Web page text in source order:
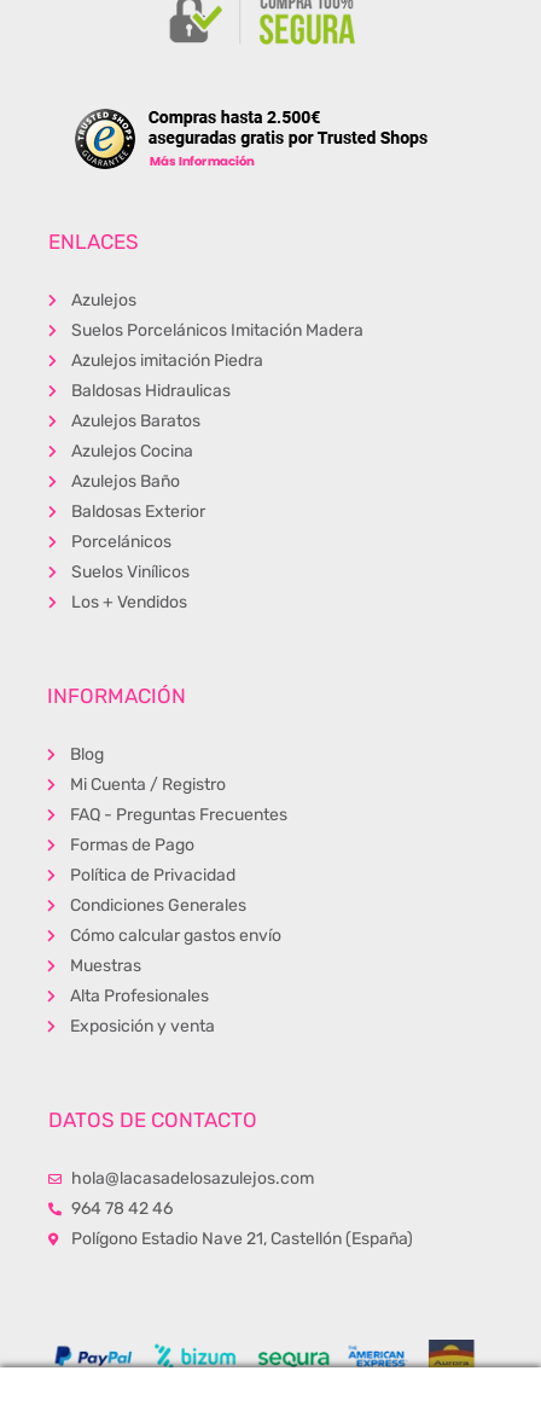
ENLACES
Azulejos
Suelos Porcelánicos Imitación Madera
Azulejos imitación Piedra
Baldosas Hidraulicas
Azulejos Baratos
Azulejos Cocina
Azulejos Baño
Baldosas Exterior
Porcelánicos
Suelos Vinílicos
Los + Vendidos
INFORMACIÓN
Blog
Mi Cuenta / Registro
FAQ - Preguntas Frecuentes
Formas de Pago
Política de Privacidad
Condiciones Generales
Cómo calcular gastos envío
Muestras
Alta Profesionales
Exposición y venta
DATOS DE CONTACTO
hola@lacasadelosazulejos.com
964 78 42 46
Polígono Estadio Nave 21, Castellón (España)